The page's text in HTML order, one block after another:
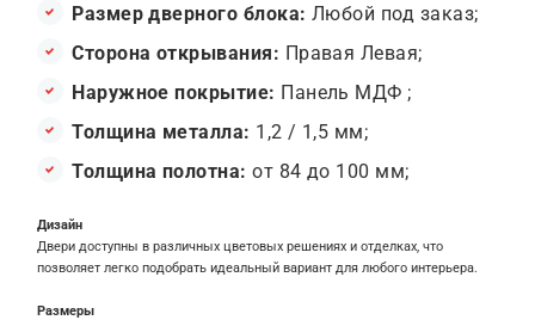
Размер дверного блока: Любой под заказ;
Сторона открывания: Правая Левая;
Наружное покрытие: Панель МДФ ;
Толщина металла: 1,2 / 1,5 мм;
Толщина полотна:от 84 до 100 мм;
Дизайн
Двери доступны в различных цветовых решениях и отделках, что
позволяет легко подобрать идеальный вариант для любого интерьера.
Размеры